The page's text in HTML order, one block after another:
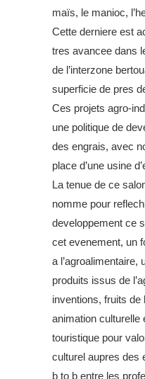
maïs, le manioc,
Cette derniere est
tres avancee dans
de l’interzone
superficie de pres
Ces projets agro-
une politique de
des engrais, avec
place d’une usine
La tenue de ce
nomme pour
developpement ce
cet evenement, un
a l’agroalimentaire,
produits issus de
inventions, fruits de
animation culturelle
touristique pour
culturel aupres des
b to b entre les